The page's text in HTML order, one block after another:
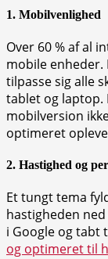
1. Mobilvenlighed
Over 60 % af al
mobile
tilpasse sig alle
tablet og laptop.
mobilversion
optimeret
2. Hastighed og
Et tungt tema
hastigheden
i Google og tabt
og optimeret til